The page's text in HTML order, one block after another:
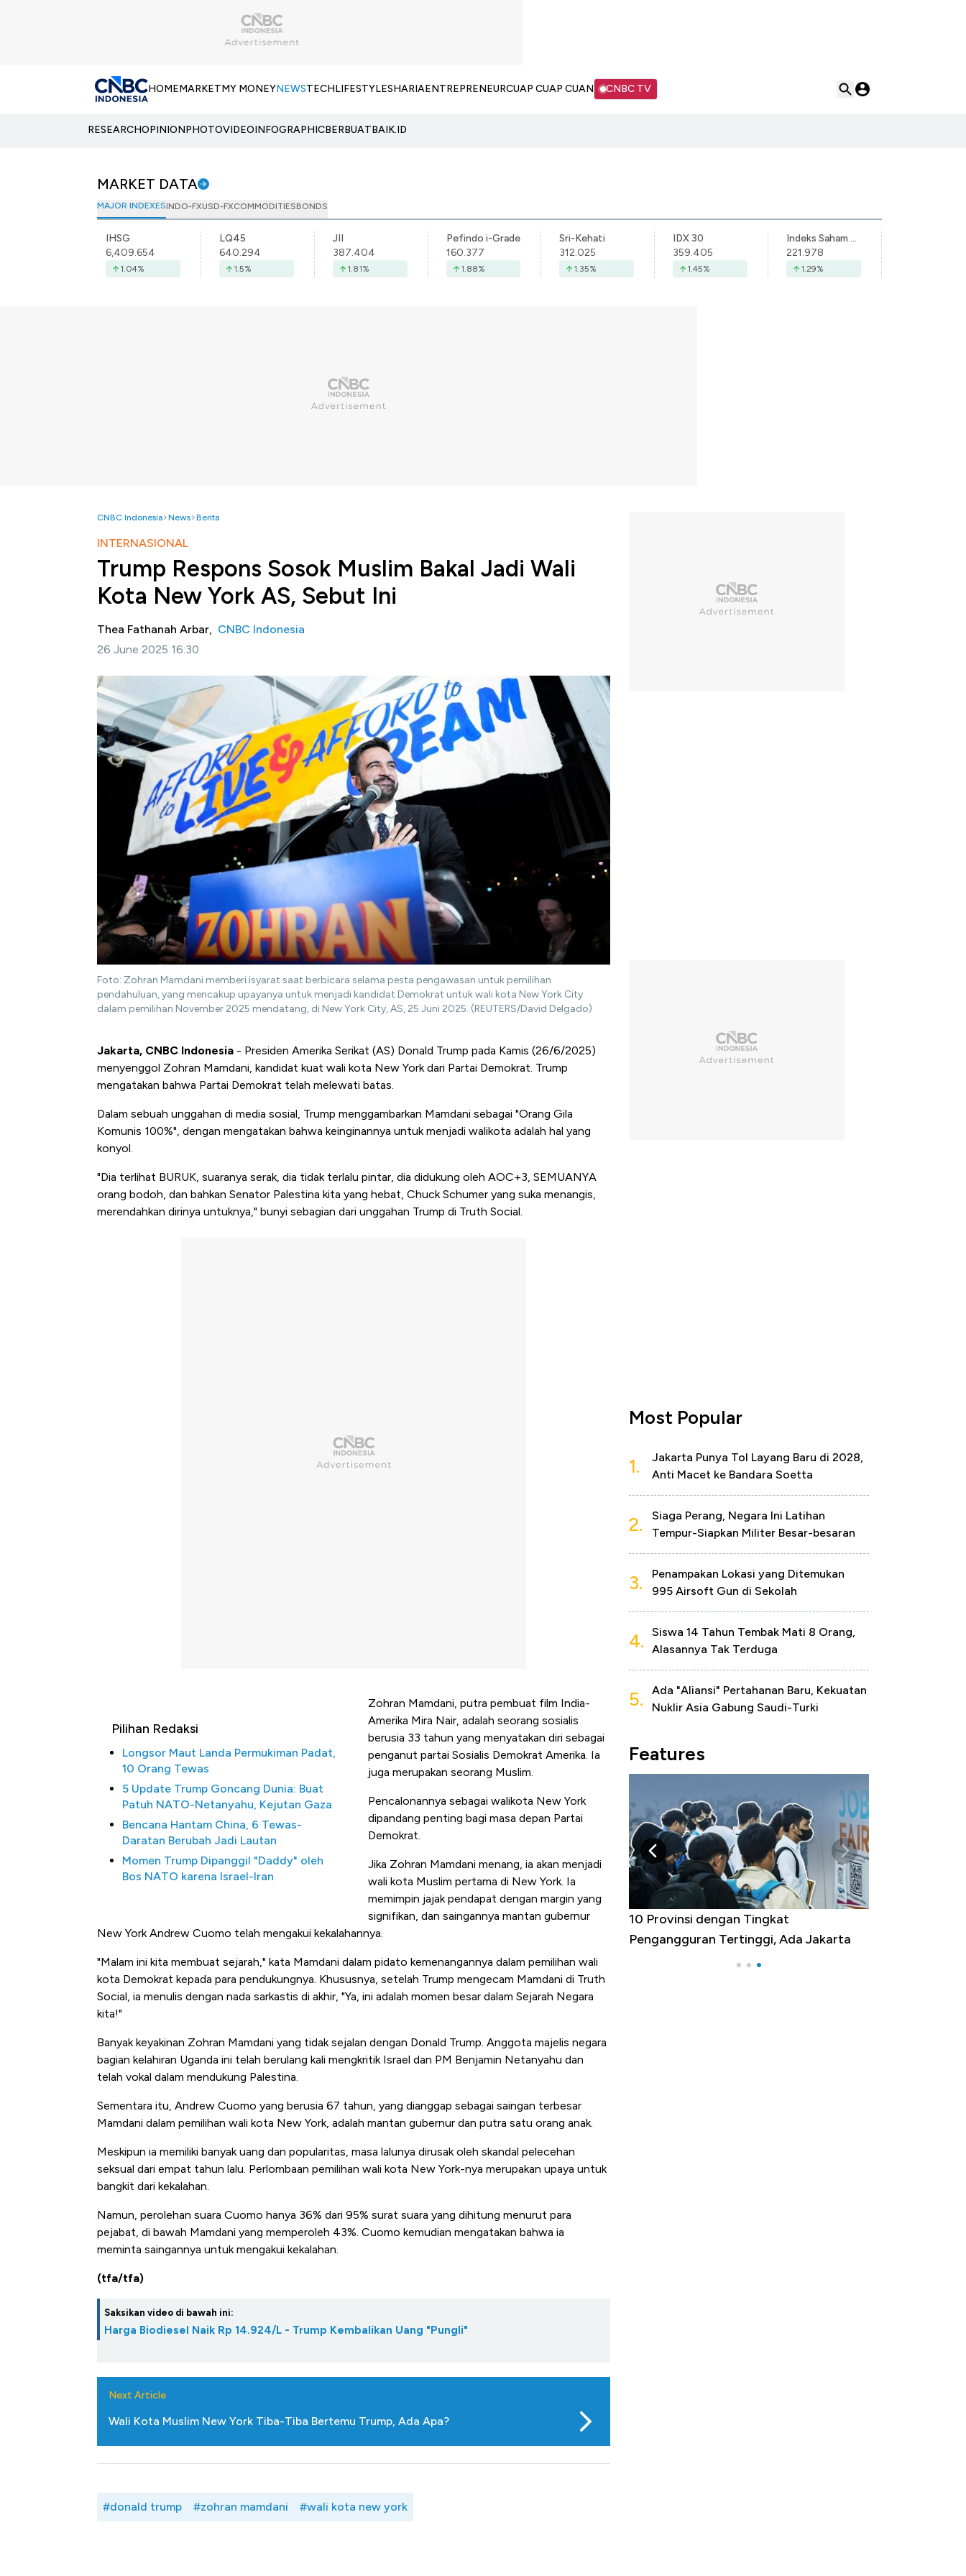
HOMEMARKETMY MONEYNEWSTECHLIFESTYLESHARIAENTREPRENEURCUAP CUAP CUAN CNBC TV
RESEARCHOPINIONPHOTOVIDEOINFOGRAPHICBERBUATBAIK.ID
MARKET DATA
MAJOR INDEXESINDO-FXUSD-FXCOMMODITIESBONDS
IHSG
6,409.654
1.04%
LQ45
640.294
1.5%
JII
387.404
1.81%
Pefindo i-Grade
160.377
1.88%
Sri-Kehati
312.025
1.35%
IDX 30
359.405
1.45%
Indeks Saham Syariah Indonesia
221.978
1.29%
CNBC Indonesia News Berita
INTERNASIONAL
Trump Respons Sosok Muslim Bakal Jadi Wali
Kota New York AS, Sebut Ini
Thea Fathanah Arbar, CNBC Indonesia
26 June 2025 16:30
Foto: Zohran Mamdani memberi isyarat saat berbicara selama pesta pengawasan untuk pemilihan
pendahuluan, yang mencakup upayanya untuk menjadi kandidat Demokrat untuk wali kota New York City
dalam pemilihan November 2025 mendatang, di New York City, AS, 25 Juni 2025. (REUTERS/David Delgado)
Jakarta, CNBC Indonesia - Presiden Amerika Serikat (AS) Donald Trump pada Kamis (26/6/2025)
menyenggol Zohran Mamdani, kandidat kuat wali kota New York dari Partai Demokrat. Trump
mengatakan bahwa Partai Demokrat telah melewati batas.
Dalam sebuah unggahan di media sosial, Trump menggambarkan Mamdani sebagai "Orang Gila
Komunis 100%", dengan mengatakan bahwa keinginannya untuk menjadi walikota adalah hal yang
konyol.
"Dia terlihat BURUK, suaranya serak, dia tidak terlalu pintar, dia didukung oleh AOC+3, SEMUANYA
orang bodoh, dan bahkan Senator Palestina kita yang hebat, Chuck Schumer yang suka menangis,
merendahkan dirinya untuknya," bunyi sebagian dari unggahan Trump di Truth Social.
Pilihan Redaksi
Longsor Maut Landa Permukiman Padat,
10 Orang Tewas
5 Update Trump Goncang Dunia: Buat
Patuh NATO-Netanyahu, Kejutan Gaza
Bencana Hantam China, 6 Tewas-
Daratan Berubah Jadi Lautan
Momen Trump Dipanggil "Daddy" oleh
Bos NATO karena Israel-Iran
Zohran Mamdani, putra pembuat film India-
Amerika Mira Nair, adalah seorang sosialis
berusia 33 tahun yang menyatakan diri sebagai
penganut partai Sosialis Demokrat Amerika. Ia
juga merupakan seorang Muslim.
Pencalonannya sebagai walikota New York
dipandang penting bagi masa depan Partai
Demokrat.
Jika Zohran Mamdani menang, ia akan menjadi
wali kota Muslim pertama di New York. Ia
memimpin jajak pendapat dengan margin yang
signifikan, dan saingannya mantan gubernur
New York Andrew Cuomo telah mengakui kekalahannya.
"Malam ini kita membuat sejarah," kata Mamdani dalam pidato kemenangannya dalam pemilihan wali
kota Demokrat kepada para pendukungnya. Khususnya, setelah Trump mengecam Mamdani di Truth
Social, ia menulis dengan nada sarkastis di akhir, "Ya, ini adalah momen besar dalam Sejarah Negara
kita!"
Banyak keyakinan Zohran Mamdani yang tidak sejalan dengan Donald Trump. Anggota majelis negara
bagian kelahiran Uganda ini telah berulang kali mengkritik Israel dan PM Benjamin Netanyahu dan
telah vokal dalam mendukung Palestina.
Sementara itu, Andrew Cuomo yang berusia 67 tahun, yang dianggap sebagai saingan terbesar
Mamdani dalam pemilihan wali kota New York, adalah mantan gubernur dan putra satu orang anak.
Meskipun ia memiliki banyak uang dan popularitas, masa lalunya dirusak oleh skandal pelecehan
seksual dari empat tahun lalu. Perlombaan pemilihan wali kota New York-nya merupakan upaya untuk
bangkit dari kekalahan.
Namun, perolehan suara Cuomo hanya 36% dari 95% surat suara yang dihitung menurut para
pejabat, di bawah Mamdani yang memperoleh 43%. Cuomo kemudian mengatakan bahwa ia
meminta saingannya untuk mengakui kekalahan.
(tfa/tfa)
Saksikan video di bawah ini:
Harga Biodiesel Naik Rp 14.924/L - Trump Kembalikan Uang "Pungli"
Next Article
Wali Kota Muslim New York Tiba-Tiba Bertemu Trump, Ada Apa?
#donald trump #zohran mamdani #wali kota new york
Most Popular
1.
Jakarta Punya Tol Layang Baru di 2028,
Anti Macet ke Bandara Soetta
2.
Siaga Perang, Negara Ini Latihan
Tempur-Siapkan Militer Besar-besaran
3.
Penampakan Lokasi yang Ditemukan
995 Airsoft Gun di Sekolah
4.
Siswa 14 Tahun Tembak Mati 8 Orang,
Alasannya Tak Terduga
5.
Ada "Aliansi" Pertahanan Baru, Kekuatan
Nuklir Asia Gabung Saudi-Turki
Features
Tembaga Terbang ke Zona Berbahaya
Adu Panas Kinerja Emiten Minyak RI,
10 Provinsi dengan Tingkat
Pengangguran Tertinggi, Ada Jakarta